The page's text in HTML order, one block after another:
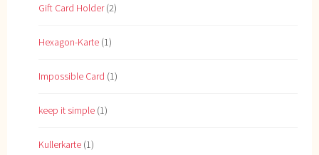
Gift Card Holder(2)
Hexagon-Karte (1)
Impossible Card (1)
keep it simple (1)
Kullerkarte (1)